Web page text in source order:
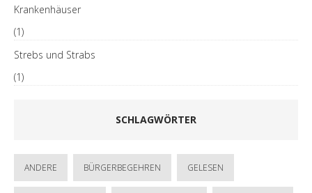
Krankenhäuser
(1)
Strebs und Strabs
(1)
SCHLAGWÖRTER
ANDERE BÜRGERBEGEHREN GELESEN